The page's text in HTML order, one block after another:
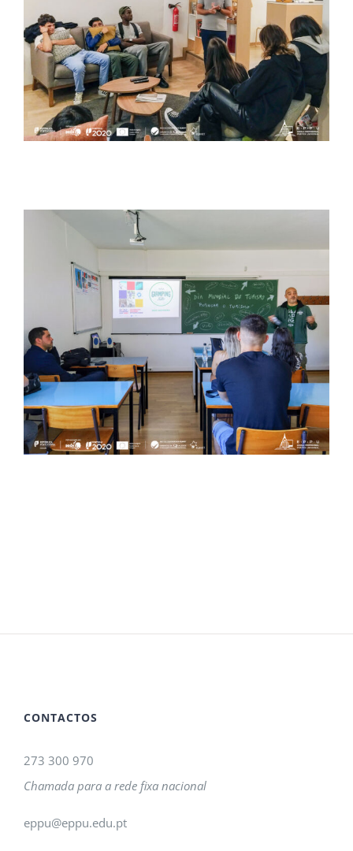
CONTACTOS
273 300 970
Chamada para a rede fixa nacional
eppu@eppu.edu.pt